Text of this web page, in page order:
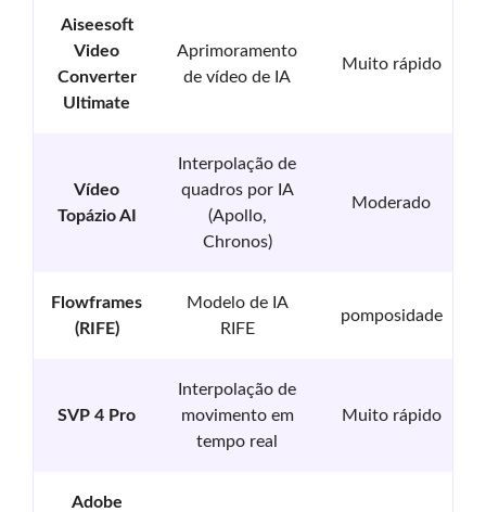
Aiseesoft
Video
Converter
Ultimate
Aprimoramento
de vídeo de IA
Muito rápido
Vídeo
Topázio AI
Interpolação de
quadros por IA
(Apollo,
Chronos)
Moderado
Flowframes
(RIFE)
Modelo de IA
RIFE
pomposidade
SVP 4 Pro
Interpolação de
movimento em
tempo real
Muito rápido
Adobe